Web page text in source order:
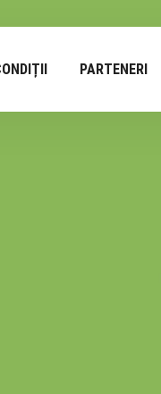
PARTENERI